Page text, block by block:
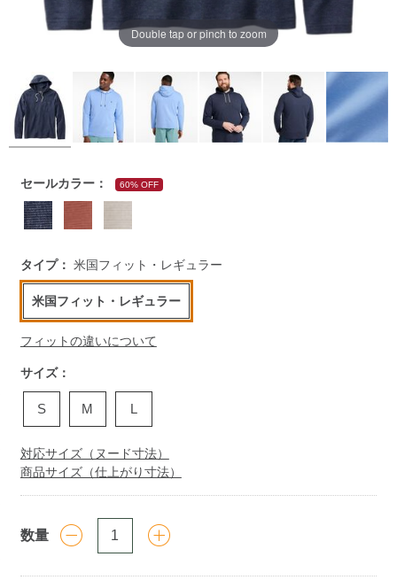
Double tap or pinch to zoom
https://www.llbean.co.jp/mens/tops/sweatshirts/g/
セールカラー： 60% OFF
タイプ： 米国フィット・レギュラー
米国フィット・レギュラー
フィットの違いについて
サイズ：
S M L
対応サイズ（ヌード寸法）
商品サイズ（仕上がり寸法）
数量